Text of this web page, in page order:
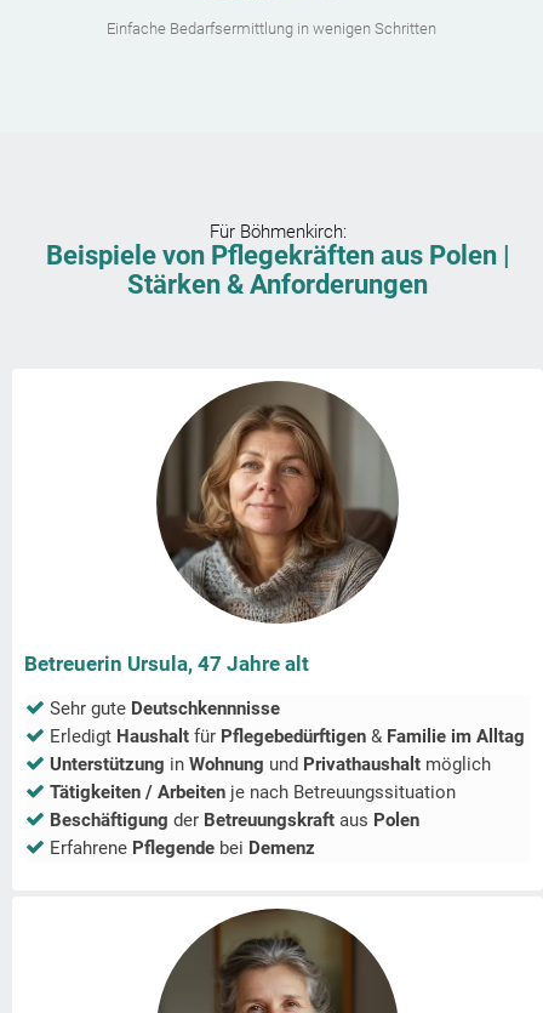
Einfache Bedarfsermittlung in wenigen Schritten
Für Böhmenkirch:
Beispiele von Pflegekräften aus Polen |
Stärken & Anforderungen
Betreuerin Ursula, 47 Jahre alt
Sehr gute Deutschkennnisse
Erledigt Haushalt für Pflegebedürftigen & Familie im Alltag
Unterstützung in Wohnung und Privathaushalt möglich
Tätigkeiten / Arbeiten je nach Betreuungssituation
Beschäftigung der Betreuungskraft aus Polen
Erfahrene Pflegende bei Demenz